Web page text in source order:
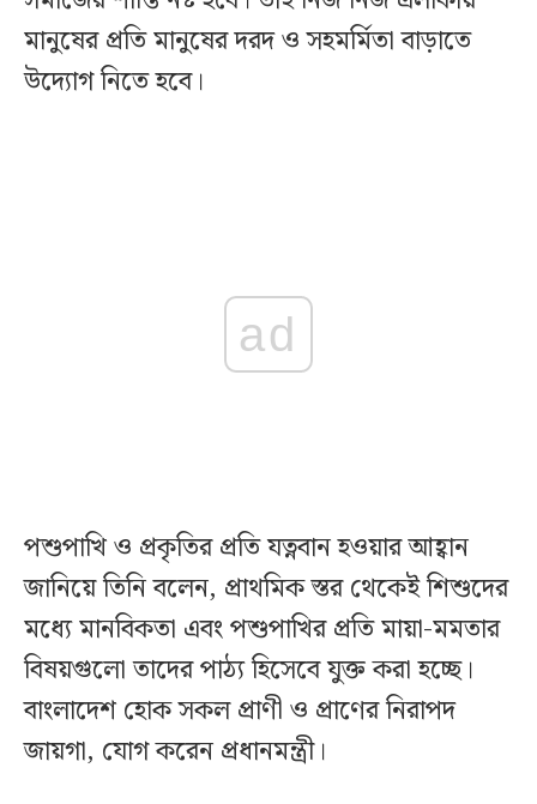
মানুষের প্রতি মানুষের দরদ ও সহমর্মিতা বাড়াতে
উদ্যোগ নিতে হবে।
ad
পশুপাখি ও প্রকৃতির প্রতি যত্নবান হওয়ার আহ্বান
জানিয়ে তিনি বলেন, প্রাথমিক স্তর থেকেই শিশুদের
মধ্যে মানবিকতা এবং পশুপাখির প্রতি মায়া-মমতার
বিষয়গুলো তাদের পাঠ্য হিসেবে যুক্ত করা হচ্ছে।
বাংলাদেশ হোক সকল প্রাণী ও প্রাণের নিরাপদ
জায়গা, যোগ করেন প্রধানমন্ত্রী।